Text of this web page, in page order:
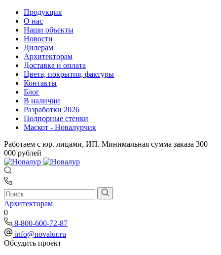
Продукция
О нас
Наши объекты
Новости
Дилерам
Архитекторам
Доставка и оплата
Цвета, покрытия, фактуры
Контакты
Блог
В наличии
Разработки 2026
Подпорные стенки
Маскот - Новалурчик
Работаем с юр. лицами, ИП. Минимальная сумма заказа 300
000 рублей
Архитекторам
0
8-800-600-72-87
info@novalur.ru
Обсудить проект